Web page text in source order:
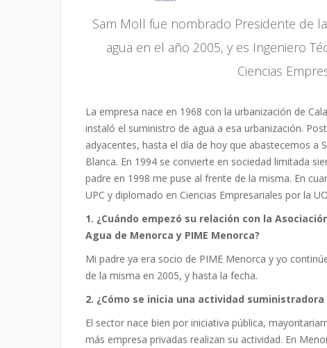
Sam Moll fue nombrado Presidente de
agua en el año 2005, y es Ingeniero
Ciencias
La empresa nace en 1968 con la urbanización de
instaló el suministro de agua a esa urbanización.
adyacentes, hasta el día de hoy que abastecemos a
Blanca. En 1994 se convierte en sociedad limitada
padre en 1998 me puse al frente de la misma. En
UPC y diplomado en Ciencias Empresariales por la
1. ¿Cuándo empezó su relación con la
Agua de Menorca y PIME Menorca?
Mi padre ya era socio de PIME Menorca y yo
de la misma en 2005, y hasta la fecha.
2. ¿Cómo se inicia una actividad suministradora
El sector nace bien por iniciativa pública,
más empresa privadas realizan su actividad. En